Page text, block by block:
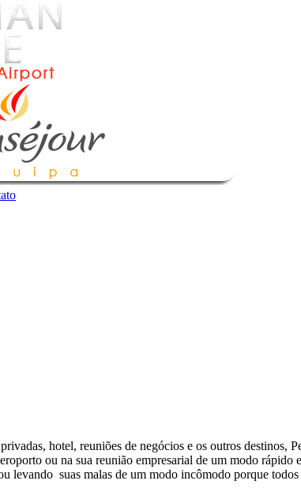
hotel, reuniões de negócios e os outros
ou na sua reunião empresarial de um modo
levando suas malas de um modo incômodo porque